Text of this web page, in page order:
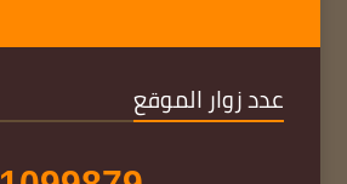
عدد زوار الموقع